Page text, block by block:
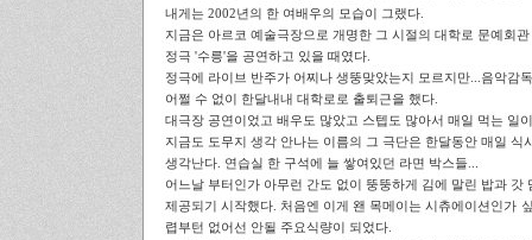
내게는 2002년의 한 여배우의 모습이 그랬다.
지금은 아르코 예술극장으로 개명한 그 시절의 대학로 문예회
정극 '수릉'을 공연하고 있을 때였다.
정극에 라이브 반주가 어찌나 생뚱맞았는지 모르지만...음악감
어쩔 수 없이 한달내내 대학로로 출퇴근을 했다.
대극장 공연이었고 배우도 많았고 스텝도 많아서 매일 먹는 일
지금도 도무지 생각 안나는 이름의 그 극단은 한달동안 매일 식
생각난다. 연습실 한 구석에 늘 쌓여있던 라면 박스들...
어느날 부터인가 아무런 간도 없이 뚱뚱하게 김에 말린 밥과 갓
제공되기 시작했다. 처음엔 이게 왠 목메이는 시츄에이션인가
렵부턴 없어선 안될 주요식량이 되었다.